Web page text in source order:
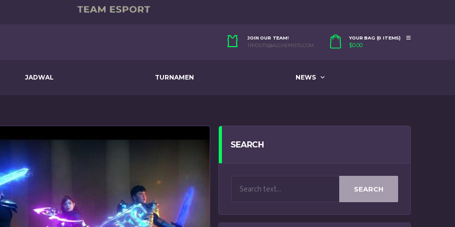
JOIN OUR TEAM!
TRYOUTS@ALCHEMISTS.COM
YOUR BAG (0 ITEMS)
$0.00
JADWAL TURNAMEN NEWS
SEARCH
SEARCH